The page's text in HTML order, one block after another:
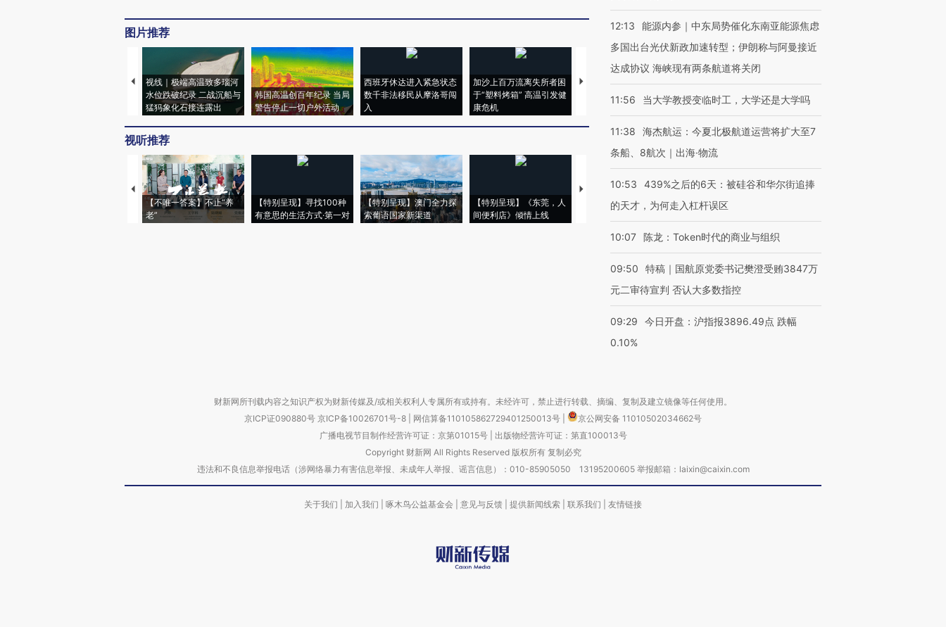
图片推荐
视线｜极端高温致多瑙河
水位跌破纪录 二战沉船与
猛犸象化石接连露出
韩国高温创百年纪录 当局
警告停止一切户外活动
西班牙休达进入紧急状态
数千非法移民从摩洛哥闯
入
加沙上百万流离失所者困
于“塑料烤箱” 高温引发健
康危机
视线｜HYROX的吸金
术：是什么让中产们甘
马航飞行员跨国走私7万
粒摇头丸 尿检体内含3种
毒品
视线｜被称为“蟑螂”的印
度Z世代 用街头抗争将教
育部长拱下台
视听推荐
【不唯一答案】不止“养
老”
【特别呈现】寻找100种
有意思的生活方式·第一对
【特别呈现】澳门全力探
索葡语国家新渠道
【特别呈现】《东莞，人
间便利店》倾情上线
【推广】走进第四届链博
会，让数智科技“链”接产
【特别呈现】寻找100种
【商旅对话】华住集团
12:13
能源内参｜中东局势催化东南亚能源焦虑
多国出台光伏新政加速转型；伊朗称与阿曼接近
达成协议 海峡现有两条航道将关闭
11:56 当大学教授变临时工，大学还是大学吗
11:38
海杰航运：今夏北极航道运营将扩大至7
条船、8航次｜出海·物流
10:53
439%之后的6天：被硅谷和华尔街追捧
的天才，为何走入杠杆误区
10:07 陈龙：Token时代的商业与组织
09:50
特稿｜国航原党委书记樊澄受贿3847万
元二审待宣判 否认大多数指控
09:29
今日开盘：沪指报3896.49点 跌幅
0.10%
财新网所刊载内容之知识产权为财新传媒及/或相关权利人专属所有或持有。未经许可，禁止进行转载、摘编、复制及建立镜像等任何使用。
京ICP证090880号 京ICP备10026701号-8 网信算备110105862729401250013号
京公网安备 11010502034662号
广播电视节目制作经营许可证：京第01015号| 出版物经营许可证：第直100013号
Copyright 财新网 All Rights Reserved 版权所有 复制必究
违法和不良信息举报电话（涉网络暴力有害信息举报、未成年人举报、谣言信息）：010-85905050 13195200605 举报邮箱：laixin@caixin.com
关于我们 加入我们 啄木鸟公益基金会 意见与反馈 提供新闻线索 联系我们 友情链接